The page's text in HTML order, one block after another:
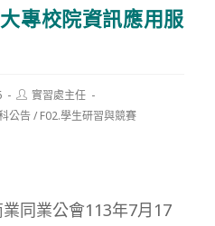
專校院資訊應用服
Post
author:
實習處主任
公告/ F02.學生研習與競賽
同業公會113年7月17